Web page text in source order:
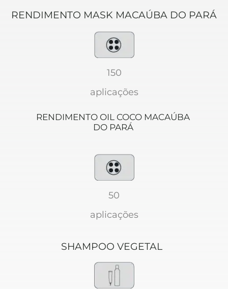
RENDIMENTO MASK MACAÚBA DO PARÁ
150
aplicações
RENDIMENTO OIL COCO MACAÚBA
DO PARÁ
50
aplicações
SHAMPOO VEGETAL